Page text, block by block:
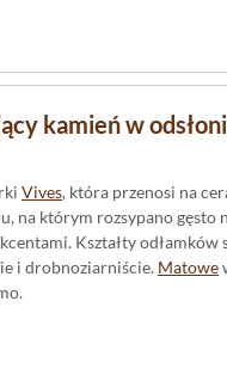
kamień w
Vives, która przenosi na
na którym rozsypano gęsto
Kształty odłamków
i drobnoziarniście. Matowe